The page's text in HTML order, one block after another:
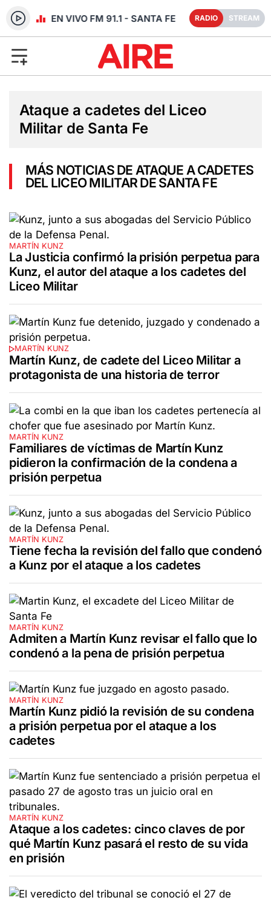
RADIO EN VIVO FM 91.1 - SANTA FE RADIO STREAM
Ataque a cadetes del Liceo
Militar de Santa Fe
MÁS NOTICIAS DE ATAQUE A CADETES
DEL LICEO MILITAR DE SANTA FE
MARTÍN KUNZ
La Justicia confirmó la prisión perpetua para
Kunz, el autor del ataque a los cadetes del
Liceo Militar
MARTÍN KUNZ
Martín Kunz, de cadete del Liceo Militar a
protagonista de una historia de terror
MARTÍN KUNZ
Familiares de víctimas de Martín Kunz
pidieron la confirmación de la condena a
prisión perpetua
MARTÍN KUNZ
Tiene fecha la revisión del fallo que condenó
a Kunz por el ataque a los cadetes
MARTÍN KUNZ
Admiten a Martín Kunz revisar el fallo que lo
condenó a la pena de prisión perpetua
MARTÍN KUNZ
Martín Kunz pidió la revisión de su condena
a prisión perpetua por el ataque a los
cadetes
MARTÍN KUNZ
Ataque a los cadetes: cinco claves de por
qué Martín Kunz pasará el resto de su vida
en prisión